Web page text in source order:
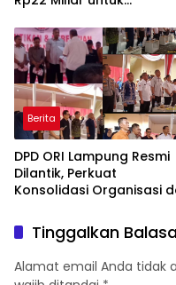
Jalan di 2026
Berita
DPD ORI Lampung Resmi
Dilantik, Perkuat
Konsolidasi Organisasi
Pengabdian untuk
Masyarakat
Tinggalkan
Alamat email Anda tidak